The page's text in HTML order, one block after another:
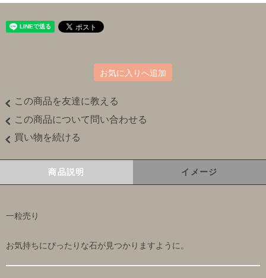
お気に入りへ追加
この商品を友達に教える
この商品について問い合わせる
買い物を続ける
商品説明 イメージ
一粒売り
お気持ちにぴったりな石が見つかりますように。